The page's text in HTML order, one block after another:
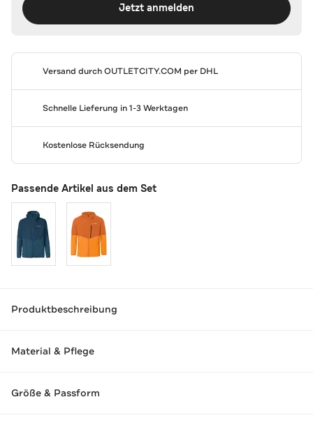
Jetzt anmelden
Versand durchOUTLETCITY.COM per DHL
Schnelle Lieferung in 1-3 Werktagen
Kostenlose Rücksendung
Passende Artikel aus dem Set
Produktbeschreibung
Material & Pflege
Größe & Passform